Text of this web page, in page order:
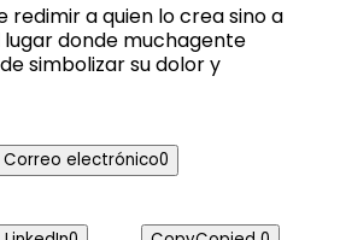
redimir a quien lo crea sino a
lugar donde muchagente
simbolizar su dolor y
Correo electrónico0